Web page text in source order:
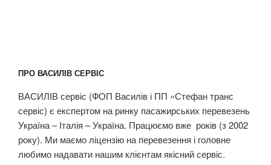
ПРО ВАСИЛІВ СЕРВІС
ВАСИЛІВ сервіс (ФОП Василів і ПП «Стефан транс
сервіс) є експертом на ринку пасажирських перевезень
Україна – Італія – Україна. Працюємо вже років (з 2002
року). Ми маємо ліцензію на перевезення і головне
любимо надавати нашим клієнтам якісний сервіс.